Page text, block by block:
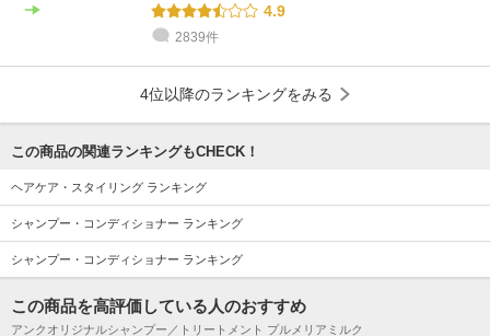
4.9
2839件
4位以降のランキングをみる
この商品の関連ランキングもCHECK！
ヘアケア・スタイリング ランキング
シャンプー・コンディショナー ランキング
シャンプー・コンディショナー ランキング
この商品を高評価している人のおすすめ
アンクオリジナルシャンプー／トリートメント プルメリアミルク